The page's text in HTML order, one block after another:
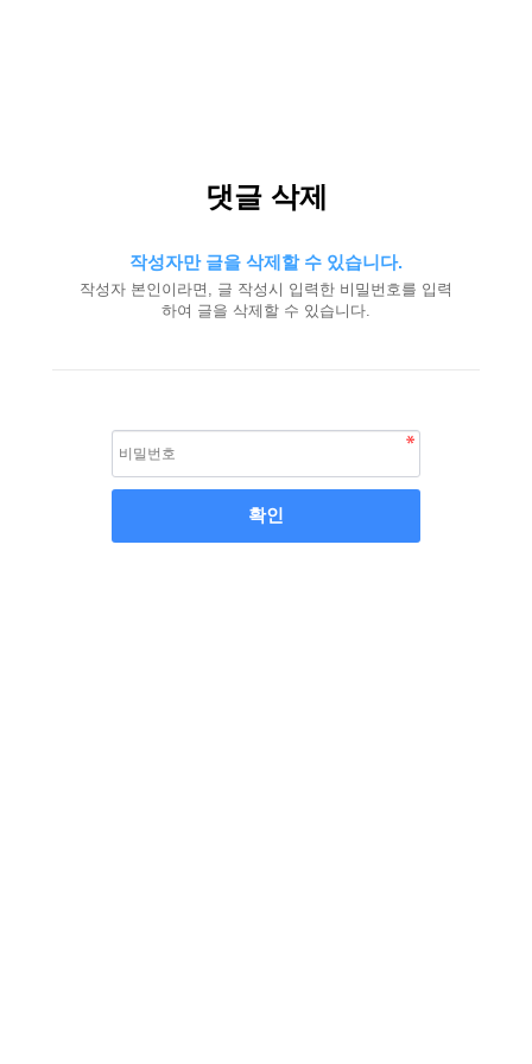
댓글 삭제
작성자만 글을 삭제할 수 있습니다.
작성자 본인이라면, 글 작성시 입력한 비밀번호를 입력
하여 글을 삭제할 수 있습니다.